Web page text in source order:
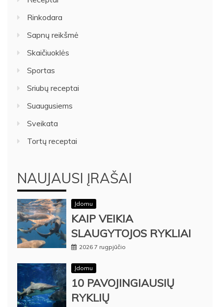
Rinkodara
Sapnų reikšmė
Skaičiuoklės
Sportas
Sriubų receptai
Suaugusiems
Sveikata
Tortų receptai
NAUJAUSI ĮRAŠAI
Įdomu
KAIP VEIKIA
SLAUGYTOJOS RYKLIAI
2026 7 rugpjūčio
Įdomu
10 PAVOJINGIAUSIŲ
RYKLIŲ